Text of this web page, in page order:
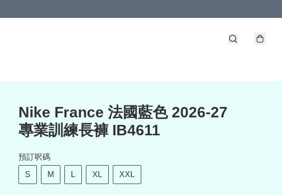
Nike France 法國藍色 2026-27
專業訓練長褲 IB4611
預訂呎碼
S M L XL XXL